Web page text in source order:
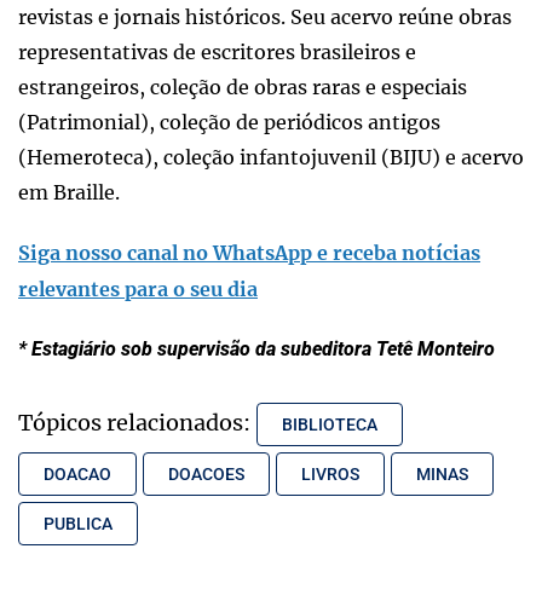
revistas e jornais históricos. Seu acervo reúne obras
representativas de escritores brasileiros e
estrangeiros, coleção de obras raras e especiais
(Patrimonial), coleção de periódicos antigos
(Hemeroteca), coleção infantojuvenil (BIJU) e acervo
em Braille.
Siga nosso canal no WhatsApp e receba notícias
relevantes para o seu dia
* Estagiário sob supervisão da subeditora Tetê Monteiro
Tópicos relacionados: BIBLIOTECA
DOACAO DOACOES LIVROS MINAS
PUBLICA